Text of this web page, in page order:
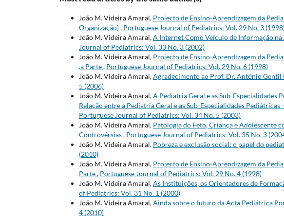
João M. Videira Amaral, Projecto de Ensino-Aprendizagem da
Organização), Portuguese Journal of Pediatrics: Vol. 29 No. 3
João M. Videira Amaral,A Internet Como Veículo de Informação
Journal of Pediatrics: Vol. 33 No. 3 (2002)
João M. Videira Amaral, Projecto de Ensino-Aprendizagem da
.a Parte, Portuguese Journal of Pediatrics: Vol. 29 No. 6 (1998)
João M. Videira Amaral,Agradecimento ao Prof. Dr. António
5 (2006)
João M. Videira Amaral,A Pediatria Geral e as Sub-Especialidades
Relação entre a Pediatria Geral e as Sub-Especialidades
Portuguese Journal of Pediatrics: Vol. 34 No. 5 (2003)
João M. Videira Amaral, Patologia do Feto, Criança e Adolescente
Controvérsias, Portuguese Journal of Pediatrics: Vol. 35 No. 3
João M. Videira Amaral, Pobreza e exclusão social: o papel do
(2010)
João M. Videira Amaral, Projecto de Ensino-Aprendizagem da
Parte, Portuguese Journal of Pediatrics: Vol. 29 No. 4 (1998)
João M. Videira Amaral,As Instituições, os Orientadores de
of Pediatrics: Vol. 31 No. 1 (2000)
João M. Videira Amaral,Ainda sobre o futuro da Acta Pediátrica
4 (2010)